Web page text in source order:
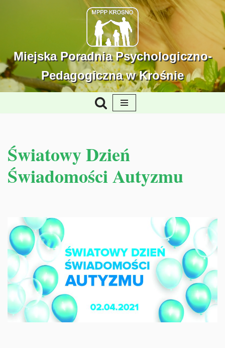
treści
Miejska Poradnia Psychologiczno-
Pedagogiczna w Krośnie
Światowy Dzień
Świadomości Autyzmu